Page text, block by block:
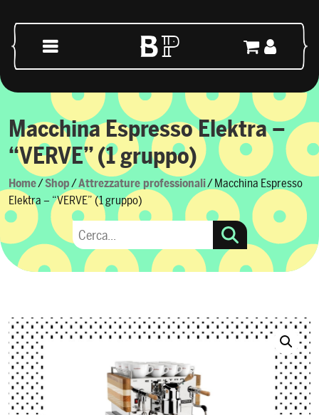
Main Navigation
Macchina Espresso Elektra –
“VERVE” (1 gruppo)
Home/Shop/Attrezzature professionali/ Macchina Espresso
Elektra – “VERVE” (1 gruppo)